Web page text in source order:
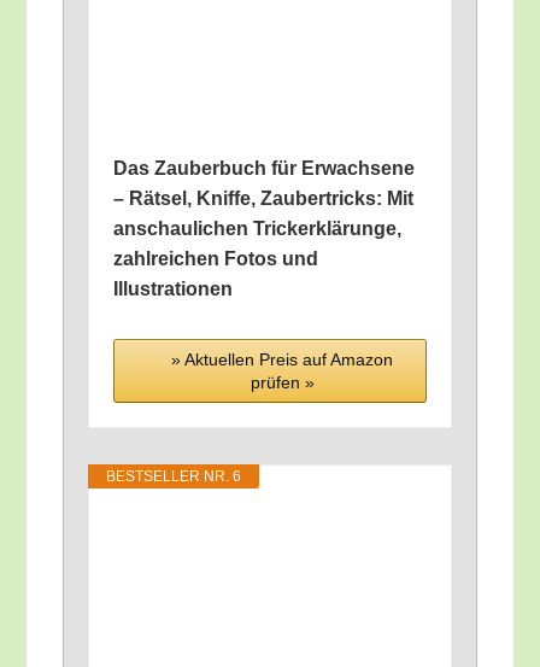
Das Zau­ber­buch für Erwach­se­ne
– Rät­sel, Knif­fe, Zau­ber­tricks: Mit
anschau­li­chen Tri­cker­klä­run­ge,
zahl­rei­chen Fotos und
Illustrationen
» Aktu­el­len Preis auf Ama­zon
prü­fen »
BEST­SEL­LER NR. 6